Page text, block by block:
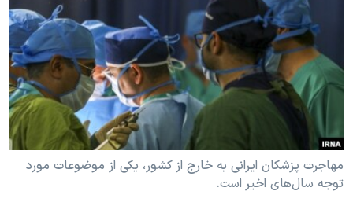
فرهنگ و زندگی
حقوق شهروندی
اقتصادی
علم و فناوری
اسرائیل در جنگ
آرشیو پخش زنده
مستندها
انتخابات ریاست جمهوری آمریکا ۲۰۲۴
حمله جمهوری اسلامی به اسرائیل
رمز مهسا
ورزش زنان در ایران
مجموعه مستندهای دادخواهی
دنبال کنید
زبانهای مختلف
مهاجرت پزشکان ایرانی به خارج از کشور، یکی از موضوعات مورد
توجه سال‌های اخیر است.